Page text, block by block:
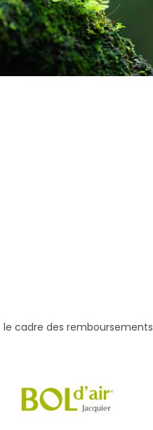
cadre des remboursements